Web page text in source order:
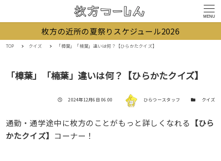
MENU
枚方の近所の夏祭りスケジュール2026
TOP クイズ 「樟葉」「楠葉」違いは何？【ひらかたクイズ】
「樟葉」「楠葉」違いは何？【ひらかたクイズ】
投稿日
2024年12月6日 06:00 著者 ひらつースタッフ カテゴリー
クイズ
通勤・通学途中に枚方のことがもっと詳しくなれる 【ひら
かたクイズ】 コーナー！